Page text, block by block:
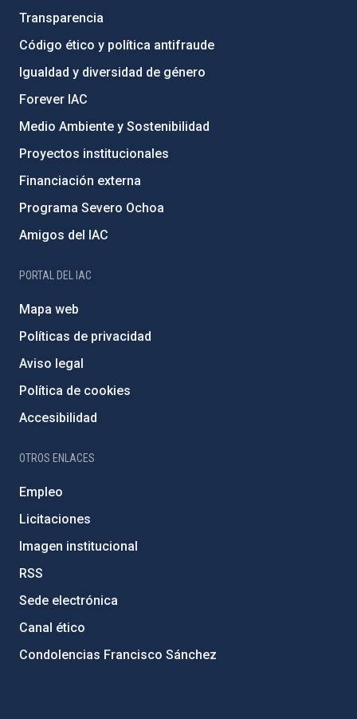
Transparencia
Código ético y política antifraude
Igualdad y diversidad de género
Forever IAC
Medio Ambiente y Sostenibilidad
Proyectos institucionales
Financiación externa
Programa Severo Ochoa
Amigos del IAC
PORTAL DEL IAC
Mapa web
Políticas de privacidad
Aviso legal
Política de cookies
Accesibilidad
OTROS ENLACES
Empleo
Licitaciones
Imagen institucional
RSS
Sede electrónica
Canal ético
Condolencias Francisco Sánchez